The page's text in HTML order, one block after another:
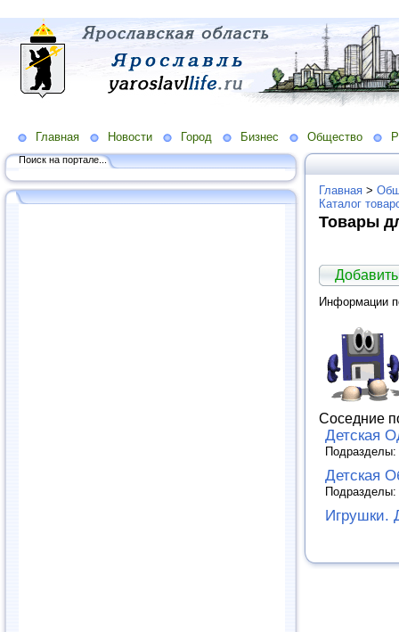
Главная Новости Город Бизнес Общество
Поиск на портале...
Главная >
Каталог
Товары
Информации
Соседние
Детская
Подразделы:
Детская
Подразделы:
Игрушки.